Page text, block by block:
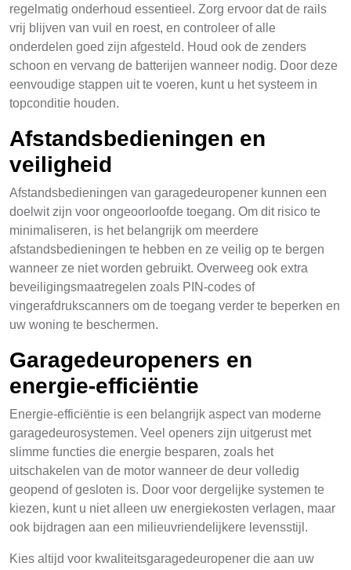
regelmatig onderhoud essentieel. Zorg ervoor dat de rails
vrij blijven van vuil en roest, en controleer of alle
onderdelen goed zijn afgesteld. Houd ook de zenders
schoon en vervang de batterijen wanneer nodig. Door deze
eenvoudige stappen uit te voeren, kunt u het systeem in
topconditie houden.
Afstandsbedieningen en
veiligheid
Afstandsbedieningen van garagedeuropener kunnen een
doelwit zijn voor ongeoorloofde toegang. Om dit risico te
minimaliseren, is het belangrijk om meerdere
afstandsbedieningen te hebben en ze veilig op te bergen
wanneer ze niet worden gebruikt. Overweeg ook extra
beveiligingsmaatregelen zoals PIN-codes of
vingerafdrukscanners om de toegang verder te beperken en
uw woning te beschermen.
Garagedeuropeners en
energie-efficiëntie
Energie-efficiëntie is een belangrijk aspect van moderne
garagedeurosystemen. Veel openers zijn uitgerust met
slimme functies die energie besparen, zoals het
uitschakelen van de motor wanneer de deur volledig
geopend of gesloten is. Door voor dergelijke systemen te
kiezen, kunt u niet alleen uw energiekosten verlagen, maar
ook bijdragen aan een milieuvriendelijkere levensstijl.
Kies altijd voor kwaliteitsgaragedeuropener die aan uw